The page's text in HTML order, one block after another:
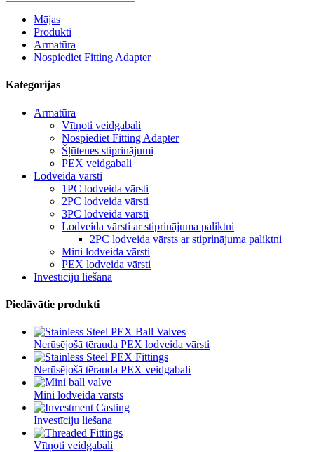
Mājas
Produkti
Armatūra
Nospiediet Fitting Adapter
Kategorijas
Armatūra
Vītņoti veidgabali
Nospiediet Fitting Adapter
Šļūtenes stiprinājumi
PEX veidgabali
Lodveida vārsti
1PC lodveida vārsti
2PC lodveida vārsti
3PC lodveida vārsti
Lodveida vārsti ar stiprinājuma paliktni
2PC lodveida vārsts ar stiprinājuma paliktni
Mini lodveida vārsti
PEX lodveida vārsti
Investīciju liešana
Piedāvātie produkti
Nerūsējošā tērauda PEX lodveida vārsti
Nerūsējošā tērauda PEX veidgabali
Mini lodveida vārsts
Investīciju liešana
Vītņoti veidgabali